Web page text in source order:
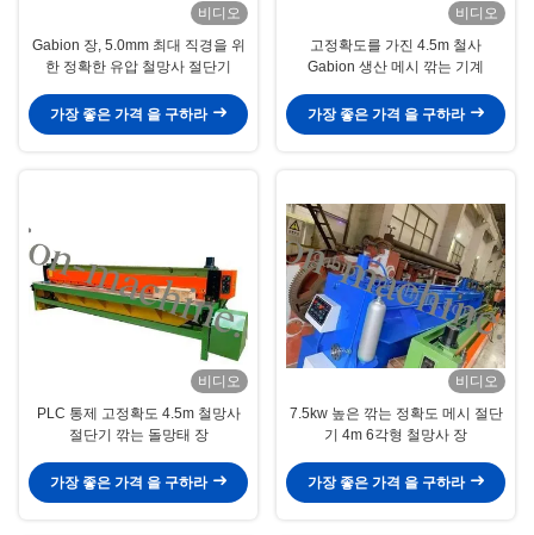
비디오
Gabion 장, 5.0mm 최대 직경을 위
한 정확한 유압 철망사 절단기
가장 좋은 가격 을 구하라
비디오
고정확도를 가진 4.5m 철사
Gabion 생산 메시 깎는 기계
가장 좋은 가격 을 구하라
비디오
PLC 통제 고정확도 4.5m 철망사
절단기 깎는 돌망태 장
가장 좋은 가격 을 구하라
비디오
7.5kw 높은 깎는 정확도 메시 절단
기 4m 6각형 철망사 장
가장 좋은 가격 을 구하라